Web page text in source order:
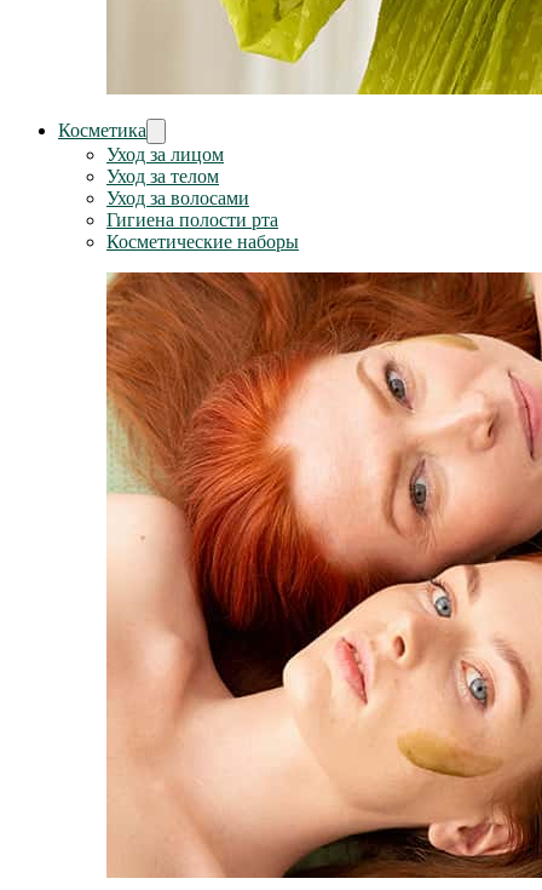
Косметика
Уход за лицом
Уход за телом
Уход за волосами
Гигиена полости рта
Косметические наборы